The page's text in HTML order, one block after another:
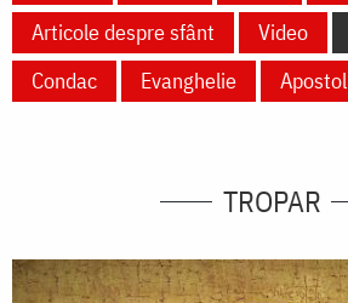
Articole despre sfânt
Video
Condac
Evanghelie Apostol
TROPAR